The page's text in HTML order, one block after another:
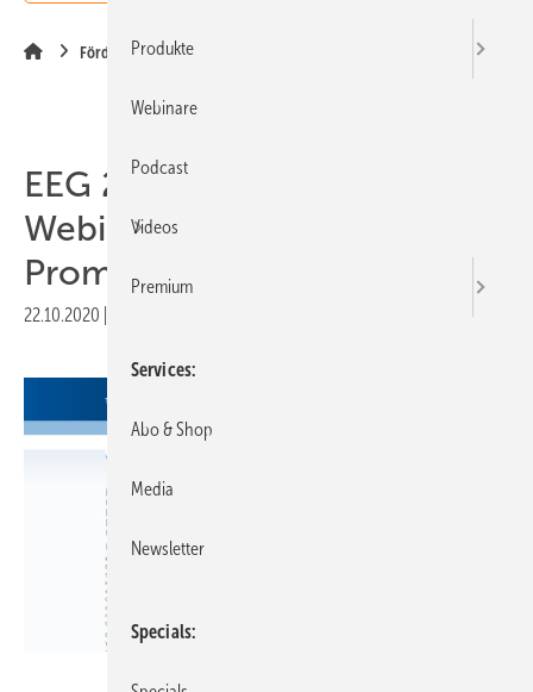
Förderung
EEG 2021: Kostenloses
Webinar von BSW und Solar
Promotion
22.10.2020
Produkte
Webinare
Podcast
Videos
Premium
Services
Abo & Shop
Media
Newsletter
Specials